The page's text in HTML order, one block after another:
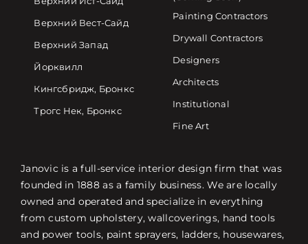
Верхний Вест-Сайд
Верхний Запад
Йорквилл
Кингсбридж, Бронкс
Трогс Нек, Бронкс
Painting Contractors
Drywall Contractors
Designers
Architects
Institutional
Fine Art
Janovic is a full-service interior design firm that was
founded in 1888 as a family business. We are locally
owned and operated and specialize in everything
from custom upholstery, wallcoverings, hand tools
and power tools, paint sprayers, ladders, housewares,